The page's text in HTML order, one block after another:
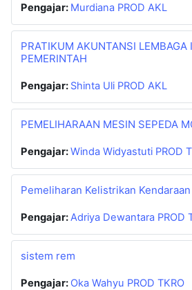
Pengajar: Murdiana PROD AKL
PRATIKUM AKUNTANSI LEMBAGA
PEMERINTAH
Pengajar: Shinta Uli PROD AKL
PEMELIHARAAN MESIN SEPEDA
Pengajar:Winda Widyastuti PROD
Pemeliharan Kelistrikan
Pengajar: Adriya Dewantara PROD
sistem rem
Pengajar: Oka Wahyu PROD TKRO